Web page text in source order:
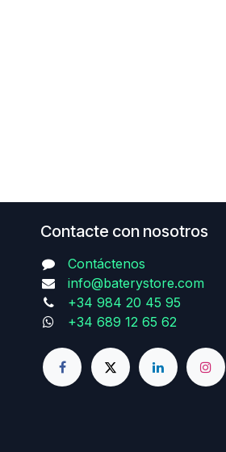
Contacte con nosotros
Contáctenos
info@baterystore.com
+34 984 20 45 95
+34 689 12 65 62